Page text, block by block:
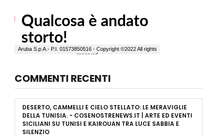
COMMENTI RECENTI
DESERTO, CAMMELLI E CIELO STELLATO: LE MERAVIGLIE
DELLA TUNISIA. - COSENOSTRENEWS.IT | ARTE ED EVENTI
SICILIANI SU TUNISI E KAIROUAN TRA LUCE SABBIA E
SILENZIO